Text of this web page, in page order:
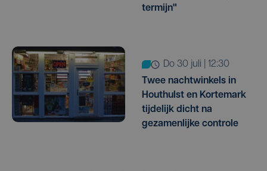
termijn"
do 30 juli | 12:30
Twee nachtwinkels in
Houthulst en Kortemark
tijdelijk dicht na
gezamenlijke controle